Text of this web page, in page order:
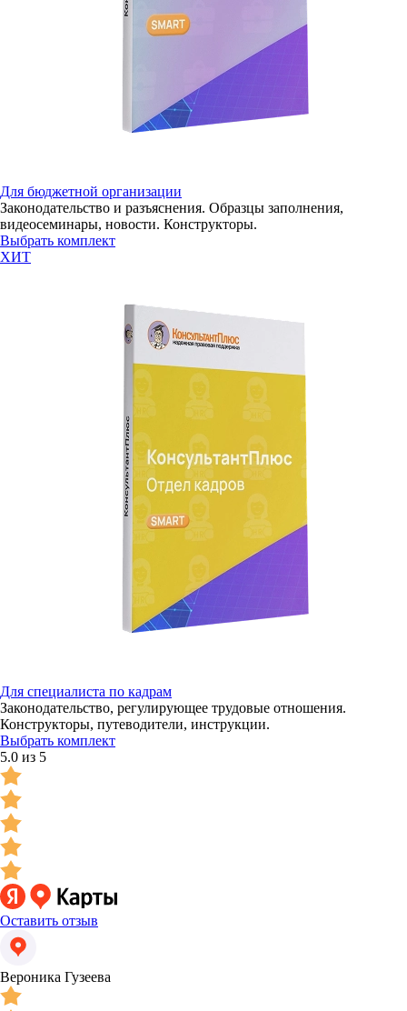
Для бюджетной организации
Законодательство и разъяснения. Образцы заполнения,
видеосеминары, новости. Конструкторы.
Выбрать комплект
ХИТ
Для специалиста по кадрам
Законодательство, регулирующее трудовые отношения.
Конструкторы, путеводители, инструкции.
Выбрать комплект
5.0 из 5
Оставить отзыв
Вероника Гузеева